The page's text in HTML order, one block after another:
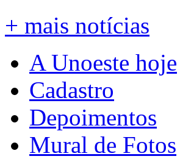
+ mais notícias
A Unoeste hoje
Cadastro
Depoimentos
Mural de Fotos